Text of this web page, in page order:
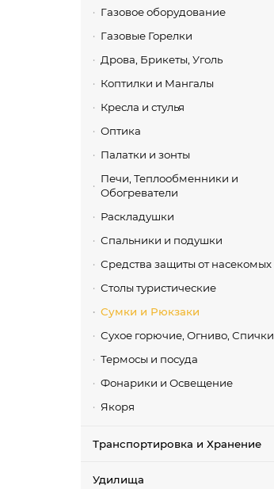
Газовое оборудование
Газовые Горелки
Дрова, Брикеты, Уголь
Коптилки и Мангалы
Кресла и стулья
Оптика
Палатки и зонты
Печи, Теплообменники и
Обогреватели
Раскладушки
Спальники и подушки
Средства защиты от насекомых
Столы туристические
Сумки и Рюкзаки
Сухое горючие, Огниво, Спички
Термосы и посуда
Фонарики и Освещение
Якоря
Транспортировка и Хранение
Удилища